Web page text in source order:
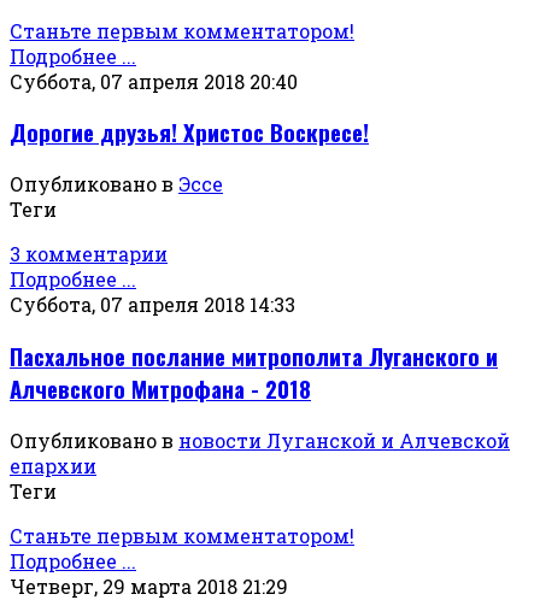
Станьте первым комментатором!
Подробнее ...
Суббота, 07 апреля 2018 20:40
Дорогие друзья! Христос Воскресе!
Опубликовано в Эссе
Теги
3 комментарии
Подробнее ...
Суббота, 07 апреля 2018 14:33
Пасхальное послание митрополита Луганского и
Алчевского Митрофана - 2018
Опубликовано в новости Луганской и Алчевской
епархии
Теги
Станьте первым комментатором!
Подробнее ...
Четверг, 29 марта 2018 21:29